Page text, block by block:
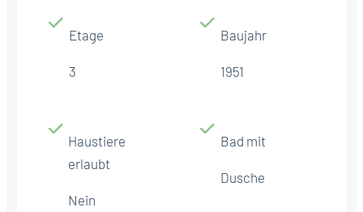
Etage
3
Baujahr
1951
Haustiere
erlaubt
Nein
Bad mit
Dusche